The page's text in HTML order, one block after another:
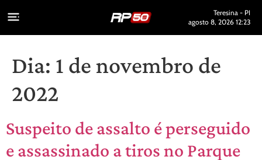
Teresina - PI
agosto 8, 2026 12:23
Dia: 1 de novembro de
2022
Suspeito de assalto é perseguido
e assassinado a tiros no Parque